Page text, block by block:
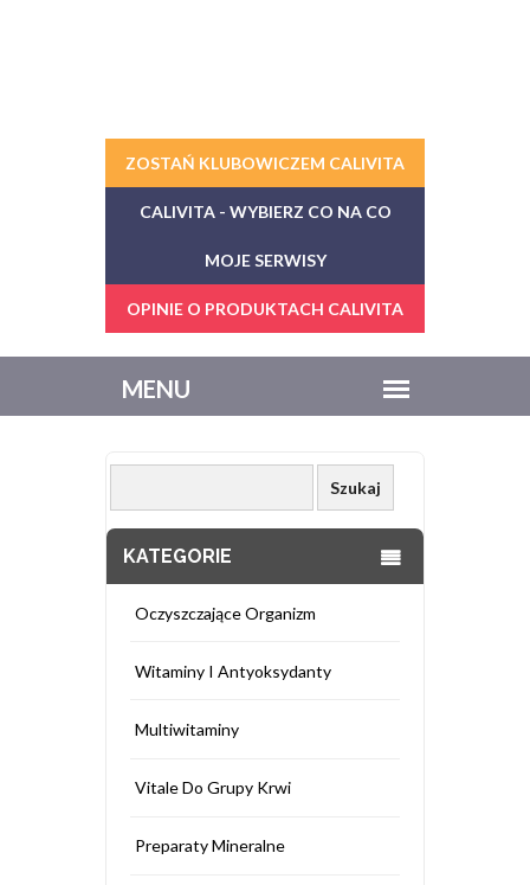
ZOSTAŃ KLUBOWICZEM CALIVITA
CALIVITA - WYBIERZ CO NA CO
MOJE SERWISY
OPINIE O PRODUKTACH CALIVITA
KATEGORIE
Oczyszczające Organizm
Witaminy I Antyoksydanty
Multiwitaminy
Vitale Do Grupy Krwi
Preparaty Mineralne